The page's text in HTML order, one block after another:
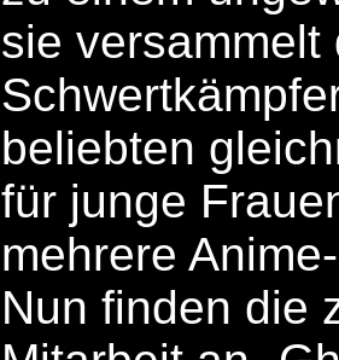
sie
beliebten
für junge
mehrere
Nun finden die